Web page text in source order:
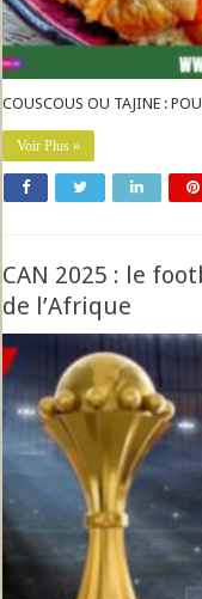
COUSCOUS OU TAJINE :
Voir Plus »
CAN 2025 : le
de l’Afrique